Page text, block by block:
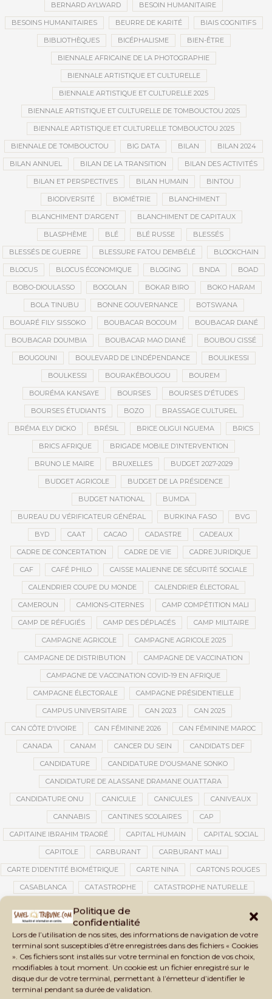
Politique de
confidentialité
Lors de l’utilisation de nos sites, des informations de navigation de votre
terminal sont susceptibles d’être enregistrées dans des fichiers « Cookies
». Ces fichiers sont installés sur votre terminal en fonction de vos choix,
modifiables à tout moment. Un cookie est un fichier enregistré sur le
disque dur de votre terminal, permettant à l’émetteur d’identifier le
terminal pendant sa durée de validation.
BERNARD AYLWARD BESOIN HUMANITAIRE
BESOINS HUMANITAIRES BEURRE DE KARITÉ BIAIS COGNITIFS
BIBLIOTHÈQUES BICÉPHALISME BIEN-ÊTRE
BIENNALE AFRICAINE DE LA PHOTOGRAPHIE
BIENNALE ARTISTIQUE ET CULTURELLE
BIENNALE ARTISTIQUE ET CULTURELLE 2025
BIENNALE ARTISTIQUE ET CULTURELLE DE TOMBOUCTOU 2025
BIENNALE ARTISTIQUE ET CULTURELLE TOMBOUCTOU 2025
BIENNALE DE TOMBOUCTOU BIG DATA BILAN BILAN 2024
BILAN ANNUEL BILAN DE LA TRANSITION BILAN DES ACTIVITÉS
BILAN ET PERSPECTIVES BILAN HUMAIN BINTOU
BIODIVERSITÉ BIOMÉTRIE BLANCHIMENT
BLANCHIMENT D’ARGENT BLANCHIMENT DE CAPITAUX
BLASPHÈME BLÉ BLÉ RUSSE BLESSÉS
BLESSÉS DE GUERRE BLESSURE FATOU DEMBÉLÉ BLOCKCHAIN
BLOCUS BLOCUS ÉCONOMIQUE BLOGING BNDA BOAD
BOBO-DIOULASSO BOGOLAN BOKAR BIRO BOKO HARAM
BOLA TINUBU BONNE GOUVERNANCE BOTSWANA
BOUARÉ FILY SISSOKO BOUBACAR BOCOUM BOUBACAR DIANÉ
BOUBACAR DOUMBIA BOUBACAR MAO DIANÉ BOUBOU CISSÉ
BOUGOUNI BOULEVARD DE L’INDÉPENDANCE BOULIKESSI
BOULKESSI BOURAKÉBOUGOU BOUREM
BOURÉMA KANSAYE BOURSES BOURSES D'ÉTUDES
BOURSES ÉTUDIANTS BOZO BRASSAGE CULTUREL
BRÉMA ELY DICKO BRÉSIL BRICE OLIGUI NGUEMA BRICS
BRICS AFRIQUE BRIGADE MOBILE D’INTERVENTION
BRUNO LE MAIRE BRUXELLES BUDGET 2027-2029
BUDGET AGRICOLE BUDGET DE LA PRÉSIDENCE
BUDGET NATIONAL BUMDA
BUREAU DU VÉRIFICATEUR GÉNÉRAL BURKINA FASO BVG
BYD CAAT CACAO CADASTRE CADEAUX
CADRE DE CONCERTATION CADRE DE VIE CADRE JURIDIQUE
CAF CAFÉ PHILO CAISSE MALIENNE DE SÉCURITÉ SOCIALE
CALENDRIER COUPE DU MONDE CALENDRIER ÉLECTORAL
CAMEROUN CAMIONS-CITERNES CAMP COMPÉTITION MALI
CAMP DE RÉFUGIÉS CAMP DES DÉPLACÉS CAMP MILITAIRE
CAMPAGNE AGRICOLE CAMPAGNE AGRICOLE 2025
CAMPAGNE DE DISTRIBUTION CAMPAGNE DE VACCINATION
CAMPAGNE DE VACCINATION COVID-19 EN AFRIQUE
CAMPAGNE ÉLECTORALE CAMPAGNE PRÉSIDENTIELLE
CAMPUS UNIVERSITAIRE CAN 2023 CAN 2025
CAN CÔTE D'IVOIRE CAN FÉMININE 2026 CAN FÉMININE MAROC
CANADA CANAM CANCER DU SEIN CANDIDATS DEF
CANDIDATURE CANDIDATURE D'OUSMANE SONKO
CANDIDATURE DE ALASSANE DRAMANE OUATTARA
CANDIDATURE ONU CANICULE CANICULES CANIVEAUX
CANNABIS CANTINES SCOLAIRES CAP
CAPITAINE IBRAHIM TRAORÉ CAPITAL HUMAIN CAPITAL SOCIAL
CAPITOLE CARBURANT CARBURANT MALI
CARTE D’IDENTITÉ BIOMÉTRIQUE CARTE NINA CARTONS ROUGES
CASABLANCA CATASTROPHE CATASTROPHE NATURELLE
CAUTION 10 000 DOLLARS CAUTION DE VISA CECOGEC
CÉDÉAO CEDEAO CEI CÉLÉBRATION NATIONALE CEMAC
CEMAPI CEN-SNESUP CENOU CENSURE
CENTRAFRIQUE CENTRALE SOLAIRE
CENTRALE SOLAIRE DE SANANKOROBA